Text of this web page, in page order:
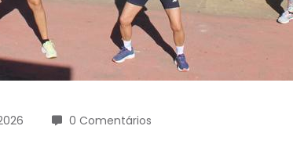
0 Comentários